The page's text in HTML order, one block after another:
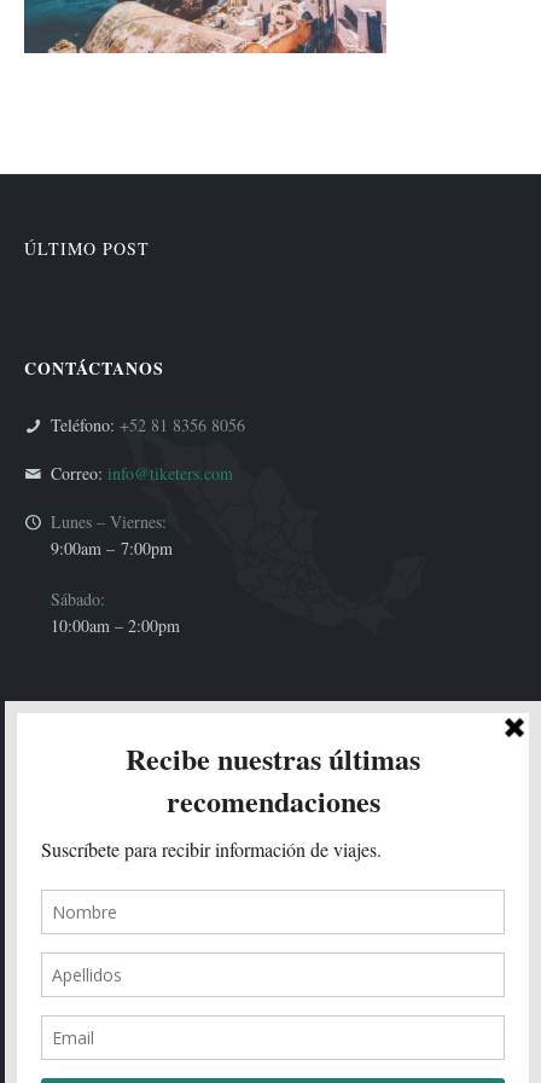
ÚLTIMO POST
CONTÁCTANOS
Teléfono: +52 81 8356 8056
Correo: info@tiketers.com
Lunes – Viernes:
9:00am – 7:00pm
Sábado:
10:00am – 2:00pm
HOLA!
Enviar